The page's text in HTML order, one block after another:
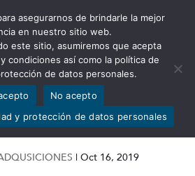
de herramientas
DE DECLARATORIA
DESIERTO
| Oct 16, 2019
asegurarnos de brindarle la mejor
en nuestro sitio web.
este sitio, asumiremos que acepta
condiciones así como la política de
de datos personales.
No acepto
y protección de datos personales